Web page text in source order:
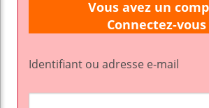
Vous avez un
Connectez-vous
Identifiant ou adresse e-mail